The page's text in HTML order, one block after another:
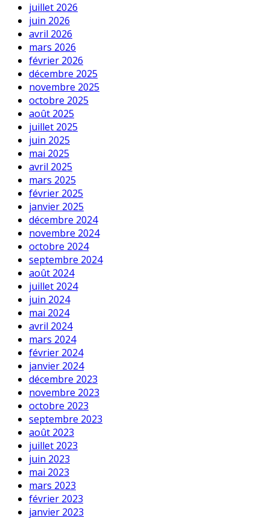
juillet 2026
juin 2026
avril 2026
mars 2026
février 2026
décembre 2025
novembre 2025
octobre 2025
août 2025
juillet 2025
juin 2025
mai 2025
avril 2025
mars 2025
février 2025
janvier 2025
décembre 2024
novembre 2024
octobre 2024
septembre 2024
août 2024
juillet 2024
juin 2024
mai 2024
avril 2024
mars 2024
février 2024
janvier 2024
décembre 2023
novembre 2023
octobre 2023
septembre 2023
août 2023
juillet 2023
juin 2023
mai 2023
mars 2023
février 2023
janvier 2023